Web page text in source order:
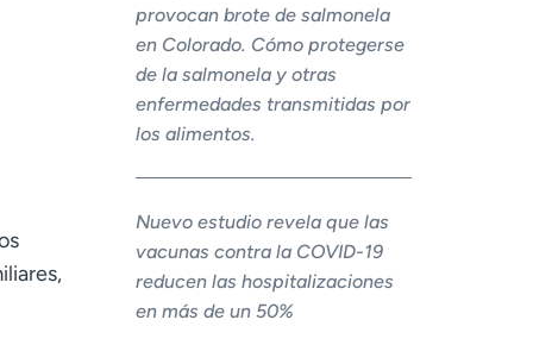
provocan brote de salmonela
en Colorado. Cómo protegerse
de la salmonela y otras
enfermedades transmitidas por
los alimentos.
Nuevo estudio revela que las
vacunas contra la COVID-19
reducen las hospitalizaciones
en más de un 50%